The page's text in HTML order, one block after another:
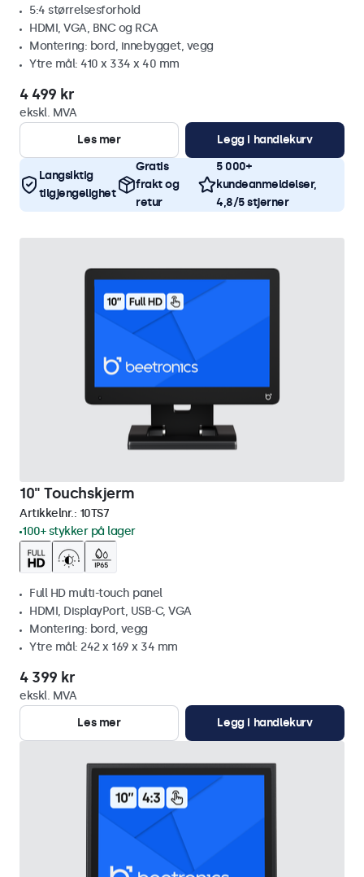
5:4 størrelsesforhold
HDMI, VGA, BNC og RCA
Montering: bord, innebygget, vegg
Ytre mål: 410 x 334 x 40 mm
4 499 kr
ekskl. MVA
Les mer
Legg i handlekurv
Langsiktig
tilgjengelighet
Gratis
frakt og
retur
5 000+
kundeanmeldelser,
4,8/5 stjerner
10" Touchskjerm
Artikkelnr.: 10TS7
100+ stykker på lager
Full HD multi-touch panel
HDMI, DisplayPort, USB-C, VGA
Montering: bord, vegg
Ytre mål: 242 x 169 x 34 mm
4 399 kr
ekskl. MVA
Les mer
Legg i handlekurv